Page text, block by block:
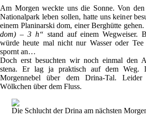
Am Morgen weckte uns die Sonne. Von
Nationalpark leben sollen, hatte uns keiner
einem Planinarski dom, einer Berghütte gehen.
dom) – 3 h“ stand auf einem Wegweiser.
würde heute mal nicht nur Wasser oder
spornt an…
Doch erst besuchten wir noch einmal den
stena. Er lag ja praktisch auf dem Weg.
Morgennebel über dem Drina-Tal.
Wölkchen über dem Fluss.
Die Schlucht der Drina am nächsten